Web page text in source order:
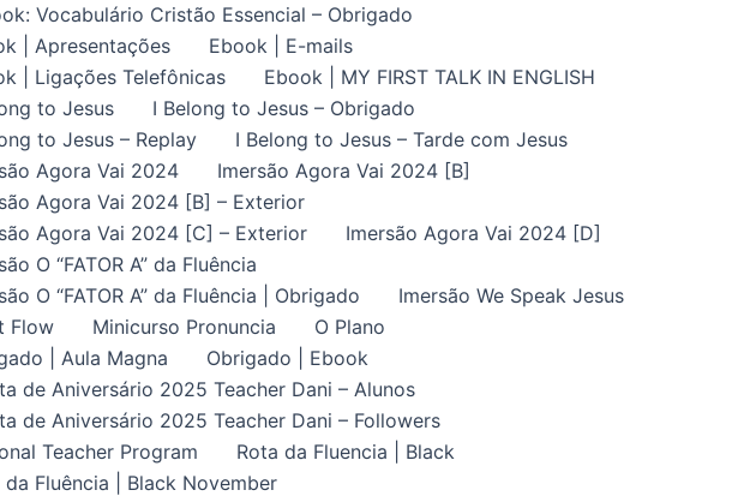
Vocabulário Cristão Essencial – Obrigado
| Apresentações
Ebook | E-mails
| Ligações Telefônicas
Ebook | MY FIRST TALK IN ENGLISH
to Jesus
I Belong to Jesus – Obrigado
to Jesus – Replay
I Belong to Jesus – Tarde com Jesus
Agora Vai 2024
Imersão Agora Vai 2024 [B]
Agora Vai 2024 [B] – Exterior
Agora Vai 2024 [C] – Exterior
Imersão Agora Vai 2024 [D]
O “FATOR A” da Fluência
O “FATOR A” da Fluência | Obrigado
Imersão We Speak Jesus
Flow
Minicurso Pronuncia
O Plano
| Aula Magna
Obrigado | Ebook
de Aniversário 2025 Teacher Dani – Alunos
de Aniversário 2025 Teacher Dani – Followers
Teacher Program
Rota da Fluencia | Black
da Fluência | Black November